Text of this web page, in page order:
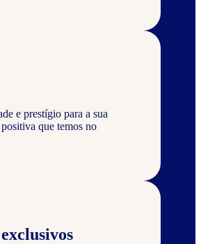
e prestígio para a sua
que temos no